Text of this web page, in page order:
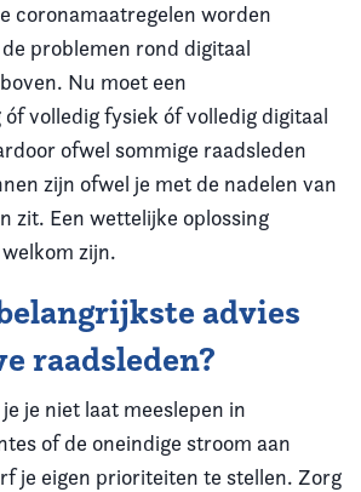
coronamaatregelen worden
problemen rond digitaal
Nu moet een
volledig fysiek óf volledig digitaal
ofwel sommige raadsleden
zijn ofwel je met de nadelen van
zit. Een wettelijke oplossing
zijn.
advies
raadsleden?
je niet laat meeslepen in
of de oneindige stroom aan
je eigen prioriteiten te stellen. Zorg